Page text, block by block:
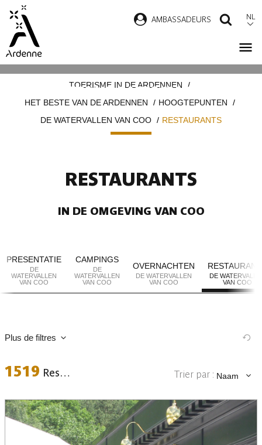
Overslaan
naar
AMBASSADEURS NL
RESTAURANTS IN COO
Kruimelpad
TOERISME IN DE ARDENNEN
HET BESTE VAN DE ARDENNEN
HOOGTEPUNTEN
DE WATERVALLEN VAN COO
RESTAURANTS
RESTAURANTS
IN DE OMGEVING VAN COO
PRESENTATIE
DE
WATERVALLEN
VAN COO
CAMPINGS
DE
WATERVALLEN
VAN COO
OVERNACHTEN
DE WATERVALLEN
VAN COO
DE
VAN COO
Plus de filtres
1519 Resultaten Trier par : Naam
Data